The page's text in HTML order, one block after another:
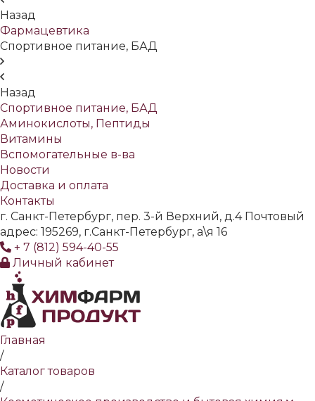
Назад
Фармацевтика
Спортивное питание, БАД
Назад
Спортивное питание, БАД
Аминокислоты, Пептиды
Витамины
Вспомогательные в-ва
Новости
Доставка и оплата
Контакты
г. Санкт-Петербург, пер. 3-й Верхний, д.4 Почтовый
адрес: 195269, г.Санкт-Петербург, а\я 16
+ 7 (812) 594-40-55
Личный кабинет
Главная
/
Каталог товаров
/